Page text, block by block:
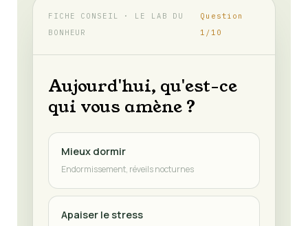
FICHE CONSEIL · LE LAB DU
BONHEUR
Question
1/10
Aujourd'hui, qu'est-ce
qui vous amène ?
Mieux dormir
Endormissement, réveils nocturnes
Apaiser le stress